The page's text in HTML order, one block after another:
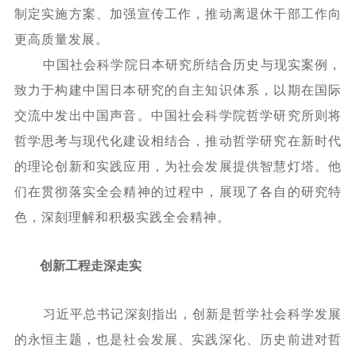
制定实施方案、加强宣传工作，推动离退休干部工作向
更高质量发展。
中国社会科学院日本研究所结合历史与现实案例，
致力于构建中国日本研究的自主知识体系，以期在国际
交流中发出中国声音。中国社会科学院哲学研究所则将
哲学思考与现代化建设相结合，推动哲学研究在新时代
的理论创新和实践应用，为社会发展提供智慧灯塔。他
们在贯彻落实全会精神的过程中，展现了各自的研究特
色，深刻理解和积极实践全会精神。
创新工程走深走实
习近平总书记深刻指出，创新是哲学社会科学发展
的永恒主题，也是社会发展、实践深化、历史前进对哲